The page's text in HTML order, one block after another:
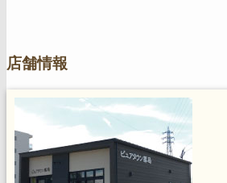
店舗情報